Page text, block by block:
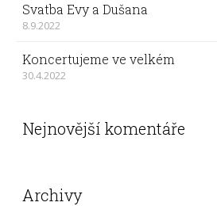
Svatba Evy a Dušana
8.9.2022
Koncertujeme ve velkém
30.4.2022
Nejnovější komentáře
Archivy